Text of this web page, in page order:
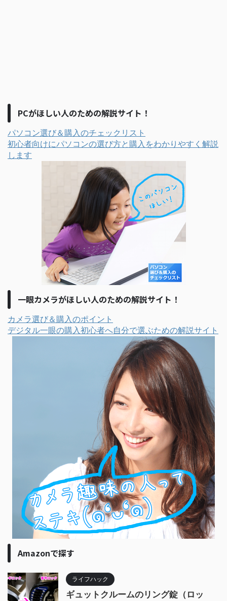
PCがほしい人のための解説サイト！
パソコン選び＆購入のチェックリスト
初心者向けにパソコンの選び方と購入をわかりやすく解説
します
一眼カメラがほしい人のための解説サイト！
カメラ選び＆購入のポイント
デジタル一眼の購入初心者へ自分で選ぶための解説サイト
Amazonで探す
ライフハック
ギュットクルームのリング錠（ロッ